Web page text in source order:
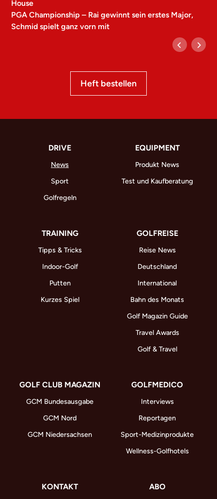
House
PGA Championship – Rai gewinnt sein erstes Major,
Schmid spielt ganz vorn mit
Heft bestellen
DRIVE
News
Sport
Golfregeln
EQUIPMENT
Produkt News
Test und Kaufberatung
TRAINING
Tipps & Tricks
Indoor-Golf
Putten
Kurzes Spiel
GOLFREISE
Reise News
Deutschland
International
Bahn des Monats
Golf Magazin Guide
Travel Awards
Golf & Travel
GOLF CLUB MAGAZIN
GCM Bundesausgabe
GCM Nord
GCM Niedersachsen
GOLFMEDICO
Interviews
Reportagen
Sport-Medizinprodukte
Wellness-Golfhotels
KONTAKT ABO